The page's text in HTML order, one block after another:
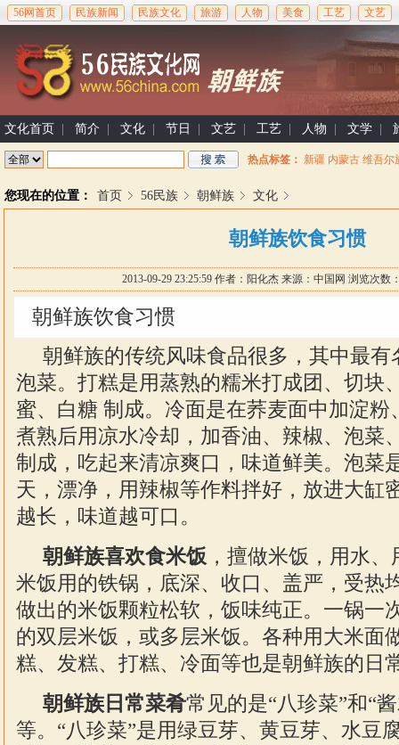
56网首页 民族新闻 民族文化 旅游 人物 美食 工艺 文艺
文化首页 简介 文化 节日 文艺 工艺 人物 文学
热点标签： 新疆 内蒙古 维吾尔
您现在的位置： 首页 56民族 朝鲜族 文化
朝鲜族饮食习惯
2013-09-29 23:25:59作者： 阳化杰来源：中国网 浏览次数
朝鲜族饮食习惯
朝鲜族的传统风味食品很多，其中最
泡菜。打糕是用蒸熟的糯米打成团、切块
蜜、白糖 制成。冷面是在荞麦面中加淀粉
煮熟后用凉水冷却，加香油、辣椒、泡菜
制成，吃起来清凉爽口，味道鲜美。泡菜
天，漂净，用辣椒等作料拌好，放进大缸
越长，味道越可口。
朝鲜族喜欢食米饭 ，擅做米饭，用水
米饭用的铁锅，底深、收口、盖严，受热
做出的米饭颗粒松软，饭味纯正。一锅一
的双层米饭，或多层米饭。各种用大米面
糕、发糕、打糕、冷面等也是朝鲜族的日
朝鲜族日常菜肴常见的是“八珍菜”和“
等。“八珍菜”是用绿豆芽、黄豆芽、水豆